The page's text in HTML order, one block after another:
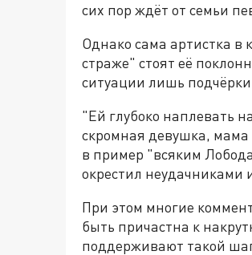
сих пор ждёт от семьи
Однако сама артистка в
страже" стоят её
ситуации лишь
"Ей глубоко наплевать
скромная девушка, мама
в пример "всяким
окрестил неудачниками
При этом многие
быть причастна к
поддерживают такой